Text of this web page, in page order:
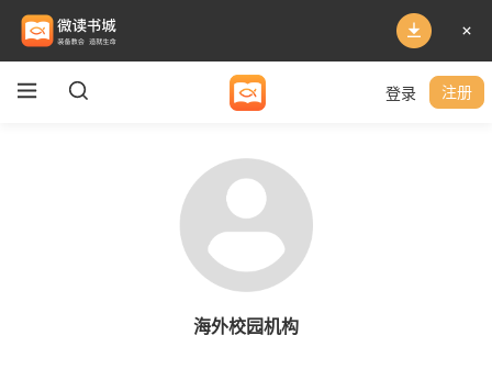
登录 注册
海外校园机构